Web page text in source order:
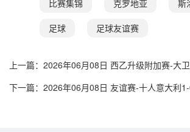
比赛集锦 克罗地亚 斯
足球 足球友谊赛
上一篇： 2026年06月08日 西乙升级附加赛-大
下一篇： 2026年06月08日 友谊赛-十人意大利